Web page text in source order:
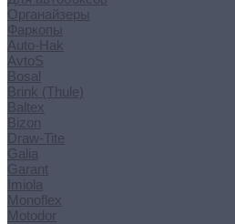
Органайзеры
Фаркопы
Auto-Hak
AvtoS
Bosal
Brink (Thule)
Baltex
Bizon
Draw-Tite
Galia
Garant
Imiola
Monoflex
Motodor